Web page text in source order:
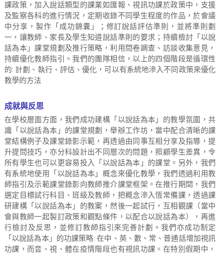
課政策，加入說話類型的課業如匯報、視訊功課於政策中，支援
及監察各科的進行情況，定期收錄不同學生程度的作品，於會議
中分享，製作「成功錦囊」；修訂說話評估準則，並將準則劃
一，讓教師、家長及學生知道說話準則的要求；持續檢討「以說
話為本」課堂規劃及推行策略，利用問卷調查、訪談收集意見，
持續優化教師指引。我們的團隊相信，以上的四個階段是循環性
的: 計劃、執行、評估、優化，可以有系統地滲入不同政策來優化
教學的方法
成就與反思
在學校層面方面，我們成功建構「以說話為本」的教學氛圍，共
識「以說話為本」的課堂規劃，舉辦工作坊，當中配合清晰的課
堂結構例子及課堂錄影示範，再透過由同事互相分享及指導，提
升提問技巧，亦分科設計出不同層次的問題，照顧學生差異，令
所有學生也可以更容易投入「以說話為本」的課堂。另外，我們
有系統地使用「以說話為本」概念來優化教學，我們透過利用教
師指引及示範課堂錄影向教師推介課堂框架。在推行期間，我們
選定目標試行科目、班級及教師，把概念滲入恆常備課，透過課
研建構「以說話為本」的教案，然後一起試行，互相觀課（當中
會與教師一起製訂政策和觀點條件，以配合以說話為本），再進
行檢討及反思，並修訂教師指引來完善計劃。我們亦成功制定
「以說話為本」的功課策略: 在中、英、數、常、普通話增加視訊
功課，而音、視、體在疫情階段也有視訊功課。在特別假期中，